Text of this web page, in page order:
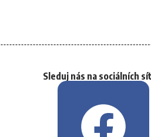
Sleduj nás na sociálních